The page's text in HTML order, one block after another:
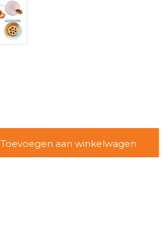
Toevoegen aan winkelwagen